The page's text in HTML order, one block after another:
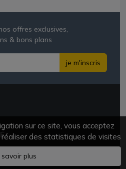
offres exclusives,
& bons plans
je m'inscris
sur ce site, vous acceptez
des statistiques de visites
savoir plus